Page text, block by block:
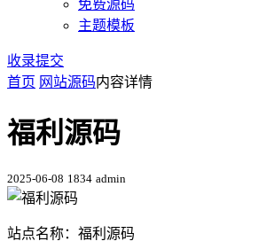
免费源码
主题模板
收录提交
首页 网站源码内容详情
福利源码
2025-06-08 1834 admin
站点名称：福利源码